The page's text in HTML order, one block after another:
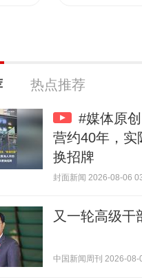
热点推荐
#媒体原
营约40年，实
换招牌
封面新闻 2026-08-06
又一轮高级干
中国新闻周刊 2026-08-